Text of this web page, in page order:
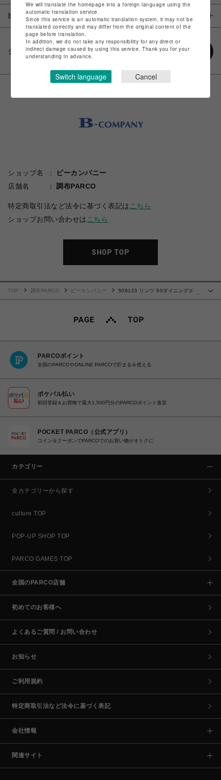
注意事項
シェアする
ショップ名
ビーカンパニー
店舗名
調布PARCO
特定商取引法など法令に基づく表記は こちら
ショップお問い合わせは こちら
SHOP TOP
…
TOP 調布PARCO ビーカンパニー
508123 リンツ 60ダイニングボー
PARCOポイント
全国のPARCOやONLINE PARCOで貯まる＆使える
ポケパル払い
初回登録＆お買物で最大1,500円分のPARCOポイント進呈
POCKET PARCO（公式アプリ）
コイン＆クーポンでPARCOでのお買い物がオトクに
カテゴリー
全カテゴリーから探す
culture TOP
POP-UP SHOP TOP
PARCO GAMES TOP
全国のPARCO店舗
初めてのお客様へ
よくあるご質問 / お問い合わせ
お知らせ
ご利用規約
特定商取引法など法令に基づく表記
会社情報
関連サイト
We will translate the homepage into a foreign language using the
automatic translation service.
Since this service is an automatic translation system, it may not be
translated correctly and may differ from the original content of the
page before translation.
In addition, we do not take any responsibility for any direct or
indirect damage caused by using this service. Thank you for your
understanding in advance.
Switch language Cancel